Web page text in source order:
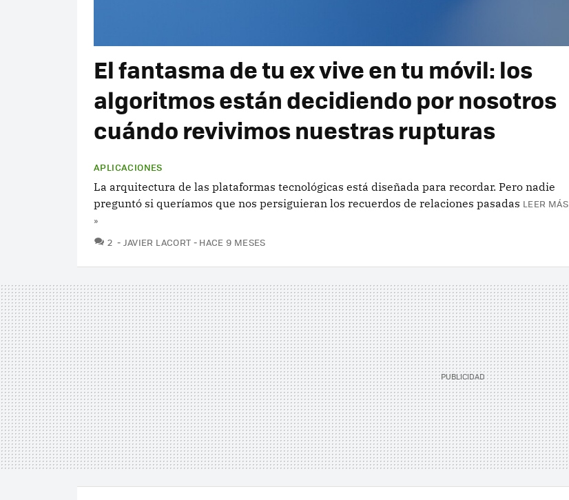
El fantasma de tu ex vive en tu móvil: los
algoritmos están decidiendo por nosotros
cuándo revivimos nuestras rupturas
APLICACIONES
La arquitectura de las plataformas tecnológicas está diseñada para recordar. Pero nadie
preguntó si queríamos que nos persiguieran los recuerdos de relaciones pasadas LEER MÁS
»
2 COMENTARIOS
JAVIER LACORT HACE 9 MESES